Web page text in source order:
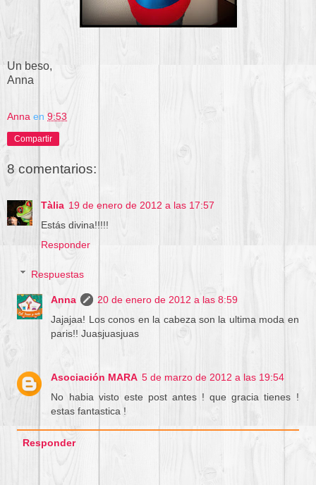
Un beso,
Anna
Anna en 9:53
Compartir
8 comentarios:
Tàlia 19 de enero de 2012 a las 17:57
Estás divina!!!!!
Responder
Respuestas
Anna
20 de enero de 2012 a las 8:59
Jajajaa! Los conos en la cabeza son la ultima moda en
paris!! Juasjuasjuas
Asociación MARA 5 de marzo de 2012 a las 19:54
No habia visto este post antes ! que gracia tienes !
estas fantastica !
Responder